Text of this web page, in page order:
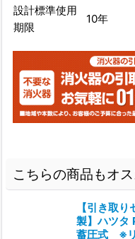
設計標準使用
期限
10年
こちらの商品もオ
【引き取
製】ハツタ
蓄圧式 ※リ